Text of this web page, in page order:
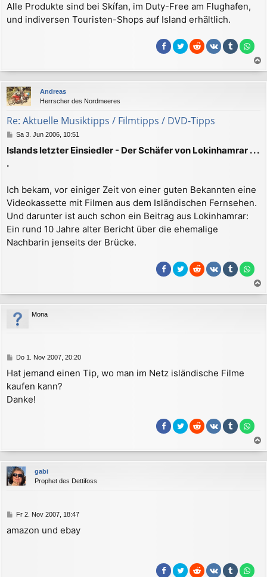
Alle Produkte sind bei Skífan, im Duty-Free am Flughafen,
und indiversen Touristen-Shops auf Island erhältlich.
a
c
Andreas
Herrscher des Nordmeeres
Re: Aktuelle Musiktipps / Filmtipps / DVD-Tipps
B
i
g
Sa 3. Jun 2006, 10:51
Islands letzter Einsiedler - Der Schäfer von Lokinhamrar . . .
.
Ich bekam, vor einiger Zeit von einer guten Bekannten eine
Videokassette mit Filmen aus dem Isländischen Fernsehen.
Und darunter ist auch schon ein Beitrag aus Lokinhamrar:
Ein rund 10 Jahre alter Bericht über die ehemalige
Nachbarin jenseits der Brücke.
a
c
Mona
B
i
t
a
Do 1. Nov 2007, 20:20
Hat jemand einen Tip, wo man im Netz isländische Filme
kaufen kann?
Danke!
a
c
gabi
Prophet des Dettifoss
B
i
Fr 2. Nov 2007, 18:47
amazon und ebay